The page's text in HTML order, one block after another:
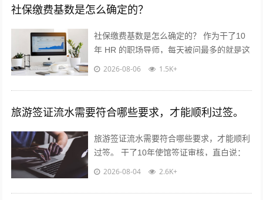
社保缴费基数是怎么确定的？
社保缴费基数是怎么确定的？ 作为干了10
年 HR 的职场导师，每天被问最多的就是这
个问题！今天不讲官话，全是求职者能直接
2026-08-06 1.5K+
旅游签证流水需要符合哪些要求，才能顺利过签。
旅游签证流水需要符合哪些要求，才能顺利
过签。 干了10年使馆签证审核，直白说：
流水不是看你有多少钱，是看你“能不能正
2026-08-04 2.6K+